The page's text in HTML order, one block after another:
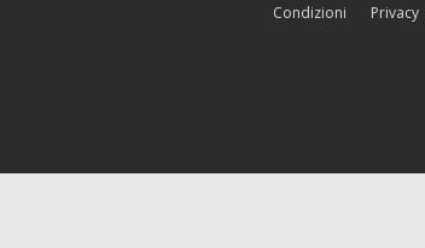
Privacy
Condizioni